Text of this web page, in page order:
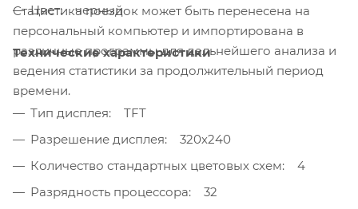
Статистика поездок может быть перенесена на
персональный компьютер и импортирована в
различные программы для дальнейшего анализа и
ведения статистики за продолжительный период
времени.
Цвет: черный
Технические характеристики
Тип дисплея: TFT
Разрешение дисплея: 320х240
Количество стандартных цветовых схем: 4
Разрядность процессора: 32